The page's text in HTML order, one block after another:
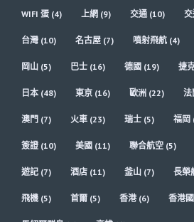
WIFI 蛋 (4) 上網 (9) 交通 (10)
台灣 (10) 名古屋 (7) 噴射飛航 (4)
岡山 (5) 巴士 (16) 德國 (19) 捷
日本 (48) 東京 (16) 歐洲 (22) 法
澳門 (7) 火車 (23) 瑞士 (5) 福岡
簽證 (10) 美國 (11) 聯合航空 (5)
遊記 (7) 酒店 (11) 釜山 (7) 長榮
飛機 (5) 首爾 (5) 香港(6) 香港